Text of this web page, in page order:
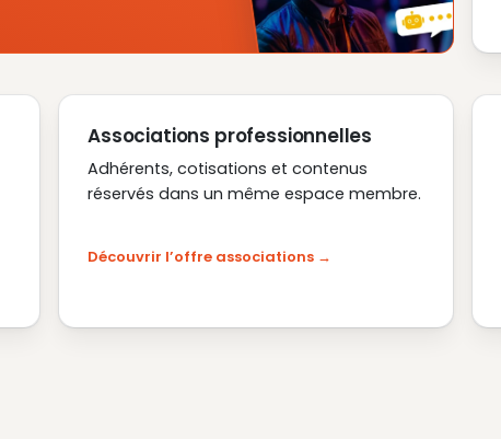
Associations professionnelles
Adhérents, cotisations et contenus
réservés dans un même espace membre.
Découvrir l’offre associations